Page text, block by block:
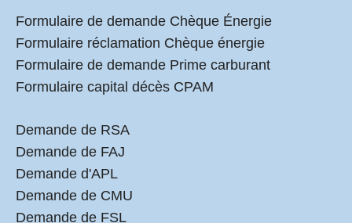
Formulaire de demande Chèque Énergie
Formulaire réclamation Chèque énergie
Formulaire de demande Prime carburant
Formulaire capital décès CPAM
Demande de RSA
Demande de FAJ
Demande d'APL
Demande de CMU
Demande de FSL